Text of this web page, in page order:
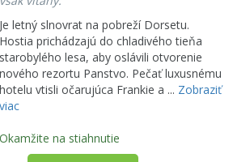
Je letný slnovrat na pobreží Dorsetu.
Hostia prichádzajú do chladivého tieňa
starobylého lesa, aby oslávili otvorenie
nového rezortu Panstvo. Pečať luxusnému
hotelu vtisli očarujúca Frankie a ... Zobraziť
viac
na stiahnutie